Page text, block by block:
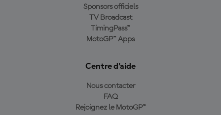
Sponsors officiels
TV Broadcast
TimingPass™
MotoGP™ Apps
Centre d'aide
Nous contacter
FAQ
Rejoignez le MotoGP™